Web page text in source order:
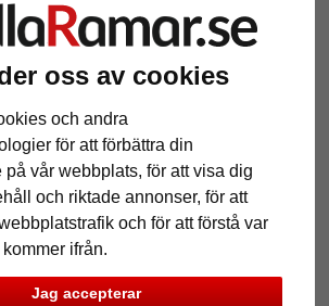
oss av cookies
och andra
för att förbättra din
vår webbplats, för att visa dig
och riktade annonser, för att
och för att förstå var
ifrån.
Jag accepterar
och enkelt kan montera dina
för bättre hållbarhet.
kan montera foton och affischer på en